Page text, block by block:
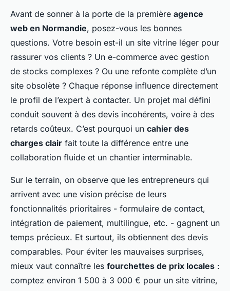
Avant de sonner à la porte de la première agence
web en Normandie, posez-vous les bonnes
questions. Votre besoin est-il un site vitrine léger pour
rassurer vos clients ? Un e-commerce avec gestion
de stocks complexes ? Ou une refonte complète d’un
site obsolète ? Chaque réponse influence directement
le profil de l’expert à contacter. Un projet mal défini
conduit souvent à des devis incohérents, voire à des
retards coûteux. C’est pourquoi un cahier des
charges clair fait toute la différence entre une
collaboration fluide et un chantier interminable.
Sur le terrain, on observe que les entrepreneurs qui
arrivent avec une vision précise de leurs
fonctionnalités prioritaires - formulaire de contact,
intégration de paiement, multilingue, etc. - gagnent un
temps précieux. Et surtout, ils obtiennent des devis
comparables. Pour éviter les mauvaises surprises,
mieux vaut connaître les fourchettes de prix locales :
comptez environ 1 500 à 3 000 € pour un site vitrine,